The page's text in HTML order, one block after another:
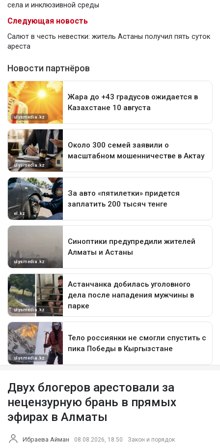
села и инклюзивной среды
Следующая новость
Салют в честь невестки: житель Астаны получил пять суток
ареста
Двух блогеров арестовали за
нецензурную брань в прямых
эфирах в Алматы
Ибраева Айман 08.08.2026, 18:50 Закон и порядок